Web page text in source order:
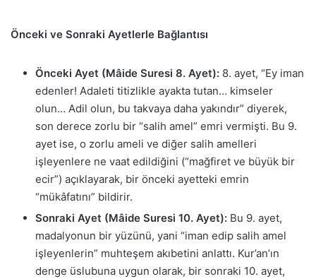
Önceki ve Sonraki Ayetlerle Bağlantısı
Önceki Ayet (Mâide Suresi 8. Ayet): 8. ayet, “Ey iman
edenler! Adaleti titizlikle ayakta tutan… kimseler
olun… Adil olun, bu takvaya daha yakındır” diyerek,
son derece zorlu bir “salih amel” emri vermişti. Bu 9.
ayet ise, o zorlu ameli ve diğer salih amelleri
işleyenlere ne vaat edildiğini (“mağfiret ve büyük bir
ecir”) açıklayarak, bir önceki ayetteki emrin
“mükâfatını” bildirir.
Sonraki Ayet (Mâide Suresi 10. Ayet): Bu 9. ayet,
madalyonun bir yüzünü, yani “iman edip salih amel
işleyenlerin” muhteşem akıbetini anlattı. Kur’an’ın
denge üslubuna uygun olarak, bir sonraki 10. ayet,